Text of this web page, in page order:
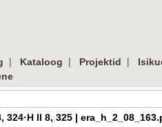
| Kataloog | Projektid |
II 8, 325 |